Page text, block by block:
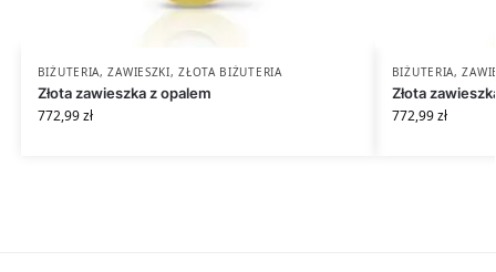
BIŻUTERIA,ZAWIESZKI,ZŁOTA BIŻUTERIA
Złota zawieszka z opalem
772,99zł
BIŻUTERIA,
Złota
772,99zł